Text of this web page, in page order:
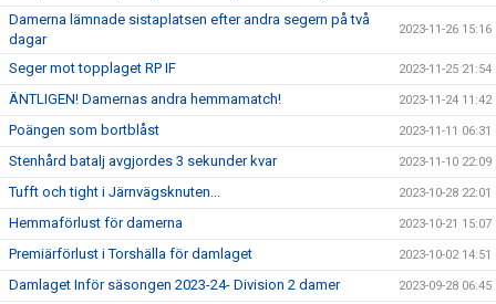
Damerna lämnade sistaplatsen efter andra segern på två
dagar
2023-11-26 15:16
Seger mot topplaget RP IF 2023-11-25 21:54
ÄNTLIGEN! Damernas andra hemmamatch! 2023-11-24 11:42
Poängen som bortblåst 2023-11-11 06:31
Stenhård batalj avgjordes 3 sekunder kvar 2023-11-10 22:09
Tufft och tight i Järnvägsknuten... 2023-10-28 22:01
Hemmaförlust för damerna 2023-10-21 15:07
Premiärförlust i Torshälla för damlaget 2023-10-02 14:51
Damlaget Inför säsongen 2023-24- Division 2 damer 2023-09-28 06:45